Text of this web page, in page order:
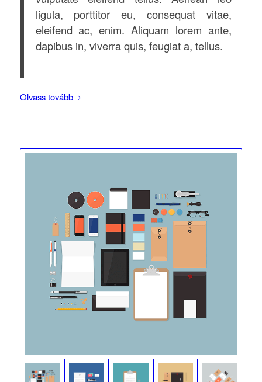
ligula, porttitor eu, consequat vitae,
eleifend ac, enim. Aliquam lorem ante,
dapibus in, viverra quis, feugiat a, tellus.
Olvass tovább